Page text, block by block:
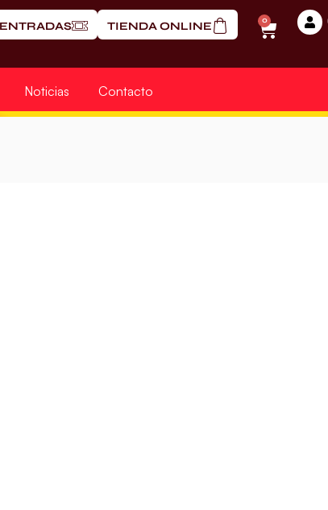
ENTRADAS TIENDA ONLINE 0
Noticias Contacto